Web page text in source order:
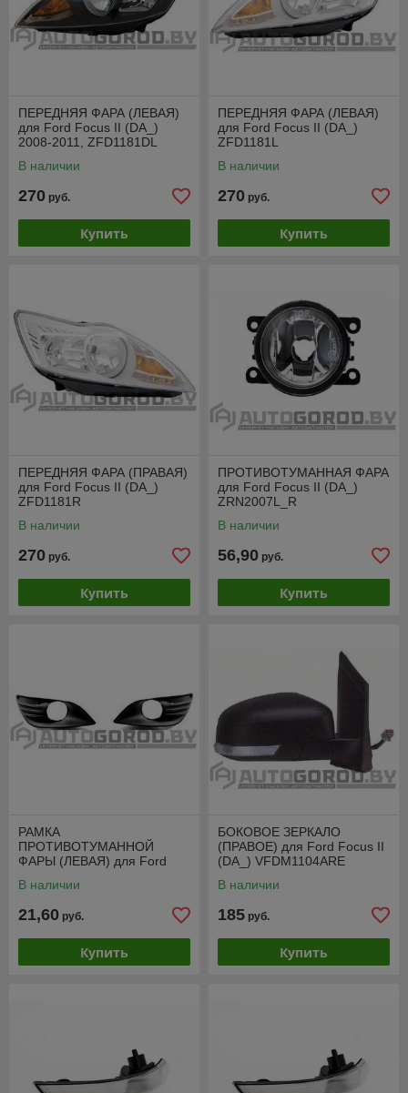
ПЕРЕДНЯЯ ФАРА (ЛЕВАЯ)
для Ford Focus II (DA_)
2008-2011, ZFD1181DL
В наличии
270 руб.
Купить
ПЕРЕДНЯЯ ФАРА (ЛЕВАЯ)
для Ford Focus II (DA_)
ZFD1181L
В наличии
270 руб.
Купить
ПЕРЕДНЯЯ ФАРА (ПРАВАЯ)
для Ford Focus II (DA_)
ZFD1181R
В наличии
270 руб.
Купить
ПРОТИВОТУМАННАЯ ФАРА
для Ford Focus II (DA_)
ZRN2007L_R
В наличии
56,90 руб.
Купить
РАМКА
ПРОТИВОТУМАННОЙ
ФАРЫ (ЛЕВАЯ) для Ford
европа, PFD99176CAL
В наличии
21,60 руб.
Купить
БОКОВОЕ ЗЕРКАЛО
(ПРАВОЕ) для Ford Focus II
(DA_) VFDM1104ARE
В наличии
185 руб.
Купить